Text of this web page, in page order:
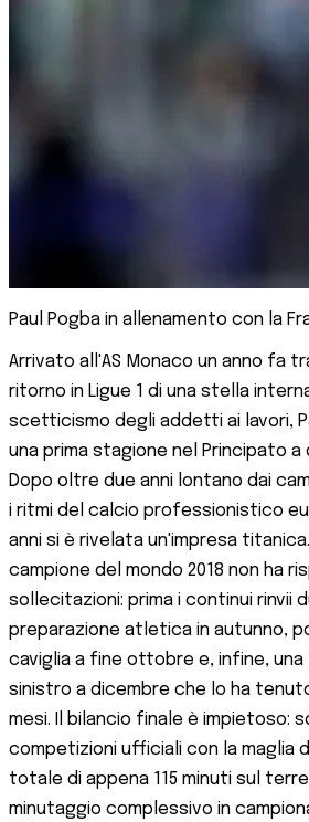
Paul Pogba in allenamento con la
Arrivato all'AS Monaco un anno fa
ritorno in Ligue 1 di una stella
scetticismo degli addetti ai lavori,
una prima stagione nel Principato
Dopo oltre due anni lontano dai
i ritmi del calcio professionistico
anni si è rivelata un'impresa
campione del mondo 2018 non ha
sollecitazioni: prima i continui rinvii
preparazione atletica in autunno,
caviglia a fine ottobre e, infine,
sinistro a dicembre che lo ha
mesi. Il bilancio finale è impietoso:
competizioni ufficiali con la maglia
totale di appena 115 minuti sul
minutaggio complessivo in